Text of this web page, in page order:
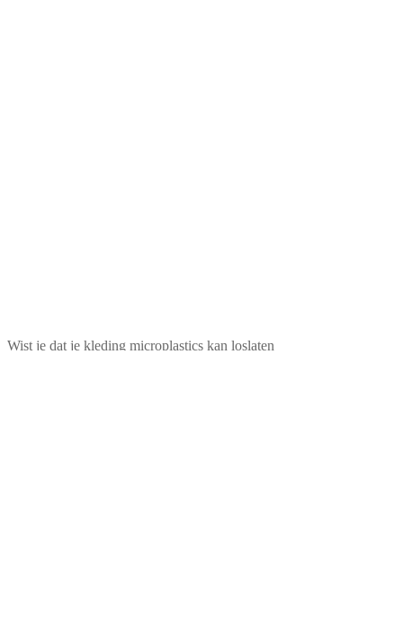
Wist je dat je kleding microplastics kan loslaten